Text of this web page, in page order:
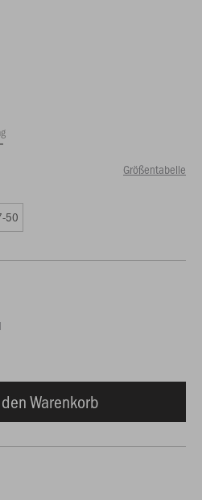
Größentabelle
50
Warenkorb